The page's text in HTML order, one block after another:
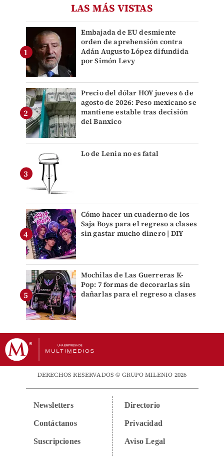
LAS MÁS VISTAS
Embajada de EU desmiente
orden de aprehensión contra
Adán Augusto López difundida
por Simón Levy
Precio del dólar HOY jueves 6 de
agosto de 2026: Peso mexicano se
mantiene estable tras decisión
del Banxico
Lo de Lenia no es fatal
Cómo hacer un cuaderno de los
Saja Boys para el regreso a clases
sin gastar mucho dinero | DIY
Mochilas de Las Guerreras K-
Pop: 7 formas de decorarlas sin
dañarlas para el regreso a clases
DERECHOS RESERVADOS © GRUPO MILENIO 2026
Newsletters
Contáctanos
Suscripciones
Directorio
Privacidad
Aviso Legal